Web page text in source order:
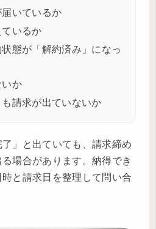
いているか
いるか
態が「解約済み」になっ
いか
請求が出ていないか
」と出ていても、請求締め
場合があります。納得でき
と請求日を整理して問い合